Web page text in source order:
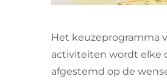
Het keuzeprogramma
activiteiten wordt elke
afgestemd op de